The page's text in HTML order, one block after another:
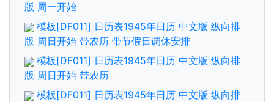
版 周一开始
模板[DF011] 日历表1945年日历 中文版 纵向排
版 周日开始 带农历 带节假日调休安排
模板[DF011] 日历表1945年日历 中文版 纵向排
版 周日开始 带农历
模板[DF011] 日历表1945年日历 中文版 纵向排